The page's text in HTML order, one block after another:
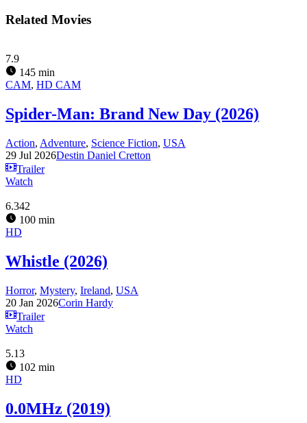
Related Movies
7.9
145 min
CAM, HD CAM
Spider-Man: Brand New Day (2026)
Action, Adventure, Science Fiction, USA
29 Jul 2026Destin Daniel Cretton
Trailer
Watch
6.342
100 min
HD
Whistle (2026)
Horror, Mystery, Ireland, USA
20 Jan 2026Corin Hardy
Trailer
Watch
5.13
102 min
HD
0.0MHz (2019)